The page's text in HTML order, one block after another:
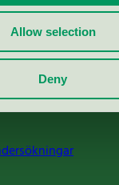
Allow selection
Deny
Portal
papper & tryckerier
HPP